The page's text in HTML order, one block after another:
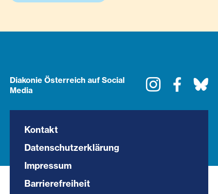
Diakonie Österreich auf Social
Media
Instagram
Kontakt
Datenschutzerklärung
Impressum
Barrierefreiheit